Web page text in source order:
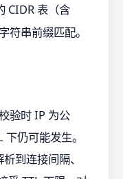
CIDR 表（含
串前缀匹配。
验时 IP 为公
仍可能发生。
到连接间隔、